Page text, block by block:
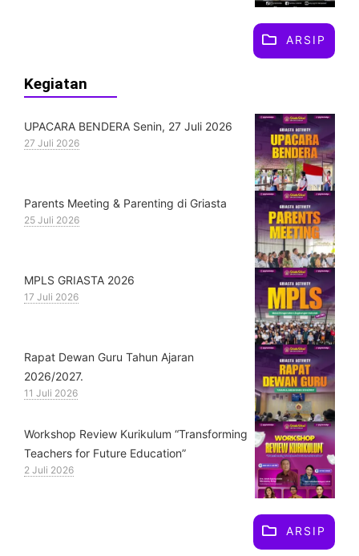
ARSIP
Kegiatan
UPACARA BENDERA Senin, 27 Juli 2026
27 Juli 2026
Parents Meeting & Parenting di Griasta
25 Juli 2026
MPLS GRIASTA 2026
17 Juli 2026
Rapat Dewan Guru Tahun Ajaran
2026/2027.
11 Juli 2026
Workshop Review Kurikulum “Transforming
Teachers for Future Education”
2 Juli 2026
ARSIP